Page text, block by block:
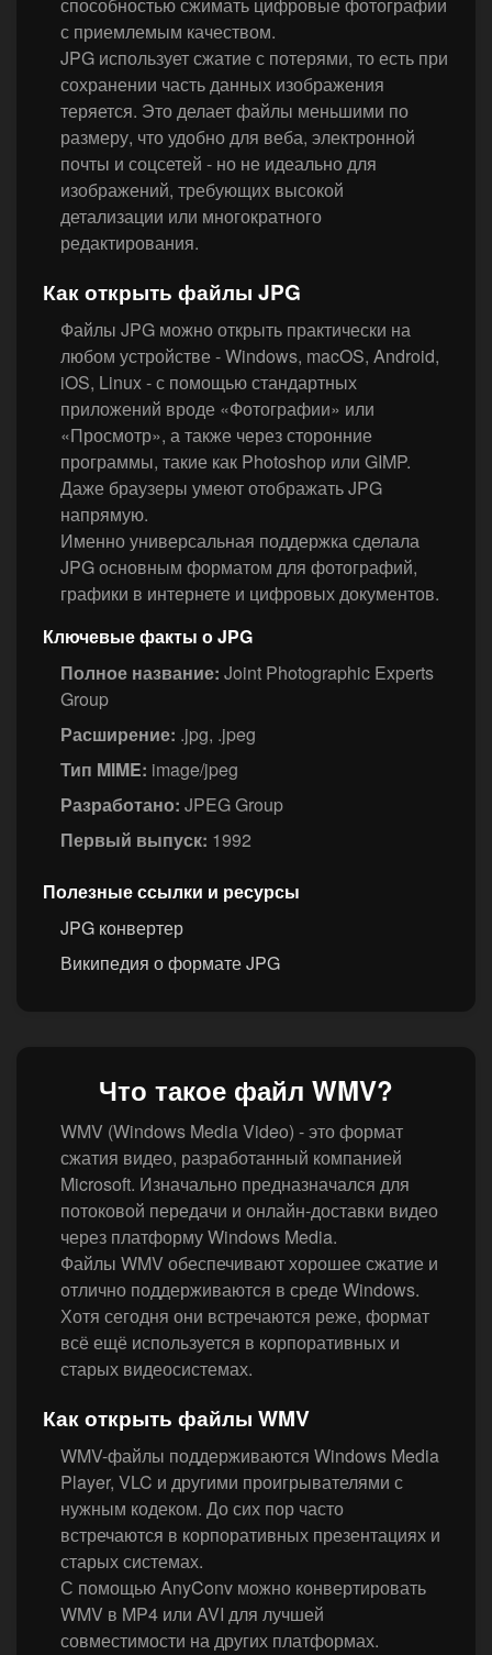
с приемлемым качеством.
JPG использует сжатие с потерями, то есть при
сохранении часть данных изображения
теряется. Это делает файлы меньшими по
размеру, что удобно для веба, электронной
почты и соцсетей - но не идеально для
изображений, требующих высокой
детализации или многократного
редактирования.
Как открыть файлы JPG
Файлы JPG можно открыть практически на
любом устройстве - Windows, macOS, Android,
iOS, Linux - с помощью стандартных
приложений вроде «Фотографии» или
«Просмотр», а также через сторонние
программы, такие как Photoshop или GIMP.
Даже браузеры умеют отображать JPG
напрямую.
Именно универсальная поддержка сделала
JPG основным форматом для фотографий,
графики в интернете и цифровых документов.
Ключевые факты о JPG
Полное название: Joint Photographic Experts
Group
Расширение: .jpg, .jpeg
Тип MIME: image/jpeg
Разработано: JPEG Group
Первый выпуск: 1992
Полезные ссылки и ресурсы
JPG конвертер
Википедия о формате JPG
Что такое файл WMV?
WMV (Windows Media Video) - это формат
сжатия видео, разработанный компанией
Microsoft. Изначально предназначался для
потоковой передачи и онлайн-доставки видео
через платформу Windows Media.
Файлы WMV обеспечивают хорошее сжатие и
отлично поддерживаются в среде Windows.
Хотя сегодня они встречаются реже, формат
всё ещё используется в корпоративных и
старых видеосистемах.
Как открыть файлы WMV
WMV-файлы поддерживаются Windows Media
Player, VLC и другими проигрывателями с
нужным кодеком. До сих пор часто
встречаются в корпоративных презентациях и
старых системах.
С помощью AnyConv можно конвертировать
WMV в MP4 или AVI для лучшей
совместимости на других платформах.